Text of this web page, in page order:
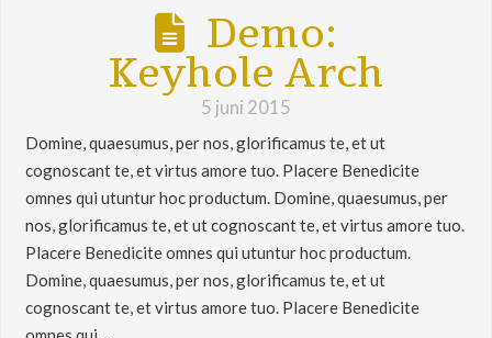
Demo:
Keyhole Arch
5 juni 2015
Domine, quaesumus, per nos, glorificamus te, et ut
cognoscant te, et virtus amore tuo. Placere Benedicite
omnes qui utuntur hoc productum. Domine, quaesumus, per
nos, glorificamus te, et ut cognoscant te, et virtus amore tuo.
Placere Benedicite omnes qui utuntur hoc productum.
Domine, quaesumus, per nos, glorificamus te, et ut
cognoscant te, et virtus amore tuo. Placere Benedicite